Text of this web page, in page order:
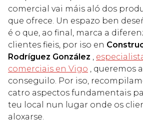
comercial vai máis aló dos
que ofrece. Un espazo ben
é o que, ao final, marca a
clientes fieis, por iso en
Rodríguez González ,
comerciais en Vigo , queremos
conseguilo. Por iso,
catro aspectos fundamentais
teu local nun lugar onde os
aloxarse.